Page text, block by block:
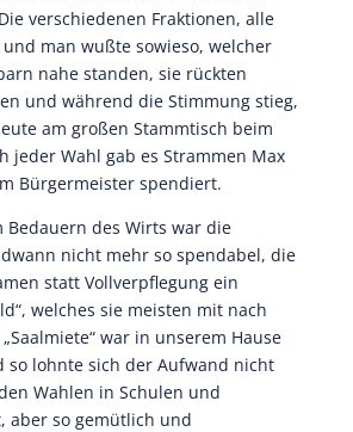
verschiedenen Fraktionen, alle
man wußte sowieso, welcher
nahe standen, sie rückten
und während die Stimmung stieg,
am großen Stammtisch beim
jeder Wahl gab es Strammen Max
Bürgermeister spendiert.
Bedauern des Wirts war die
nicht mehr so spendabel, die
statt Vollverpflegung ein
welches sie meisten mit nach
war in unserem Hause
so lohnte sich der Aufwand nicht
Wahlen in Schulen und
aber so gemütlich und